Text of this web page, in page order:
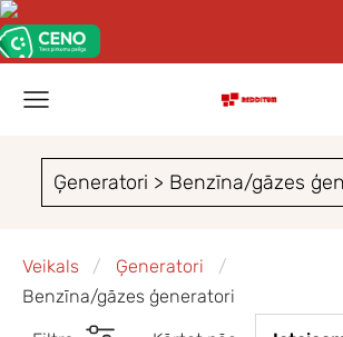
Ģeneratori > Benzīna/gāzes
Veikals
Ģeneratori
Benzīna/gāzes ģeneratori